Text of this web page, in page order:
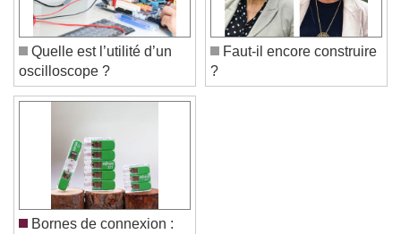
Color Opacity
Font Size
Text Edge Style
Font Family
Reset
Done
Quelle est l’utilité d’un
oscilloscope ?
Faut-il encore construire
?
Bornes de connexion :